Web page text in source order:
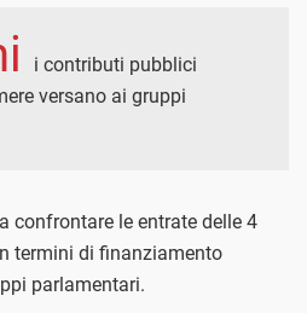
i contributi pubblici
versano ai gruppi
confrontare le entrate delle 4
termini di finanziamento
parlamentari.